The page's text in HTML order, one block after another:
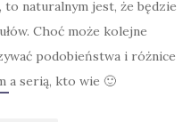
to naturalnym jest, że będzie
Choć może kolejne
podobieństwa i różnice
a serią, kto wie 🙂